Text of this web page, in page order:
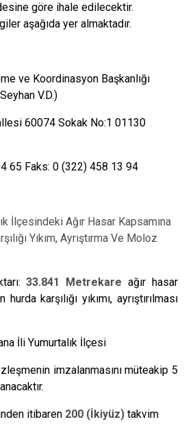
göre ihale edilecektir.
aşağıda yer almaktadır.
ve Koordinasyon Başkanlığı
V.D.)
60074 Sokak No:1 01130
65 Faks: 0 (322) 458 13 94
İlçesindeki Ağır Hasar Kapsamına
Yıkım, Ayrıştırma Ve Moloz
33.841 Metrekare ağır hasar
karşılığı yıkımı, ayrıştırılması
İli Yumurtalık İlçesi
imzalanmasını müteakip 5
itibaren 200 (İkiyüz) takvim